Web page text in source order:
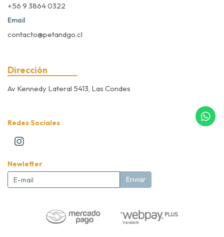
+56 9 3864 0322
Email
contacto@petandgo.cl
Dirección
Av Kennedy Lateral 5413, Las Condes
Redes Sociales
Newletter
Enviar